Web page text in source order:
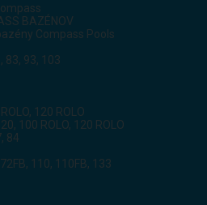
BAZÉNOV
Compass Pools
83, 93, 103
120 ROLO
100 ROLO, 120 ROLO
84
110, 110FB, 133